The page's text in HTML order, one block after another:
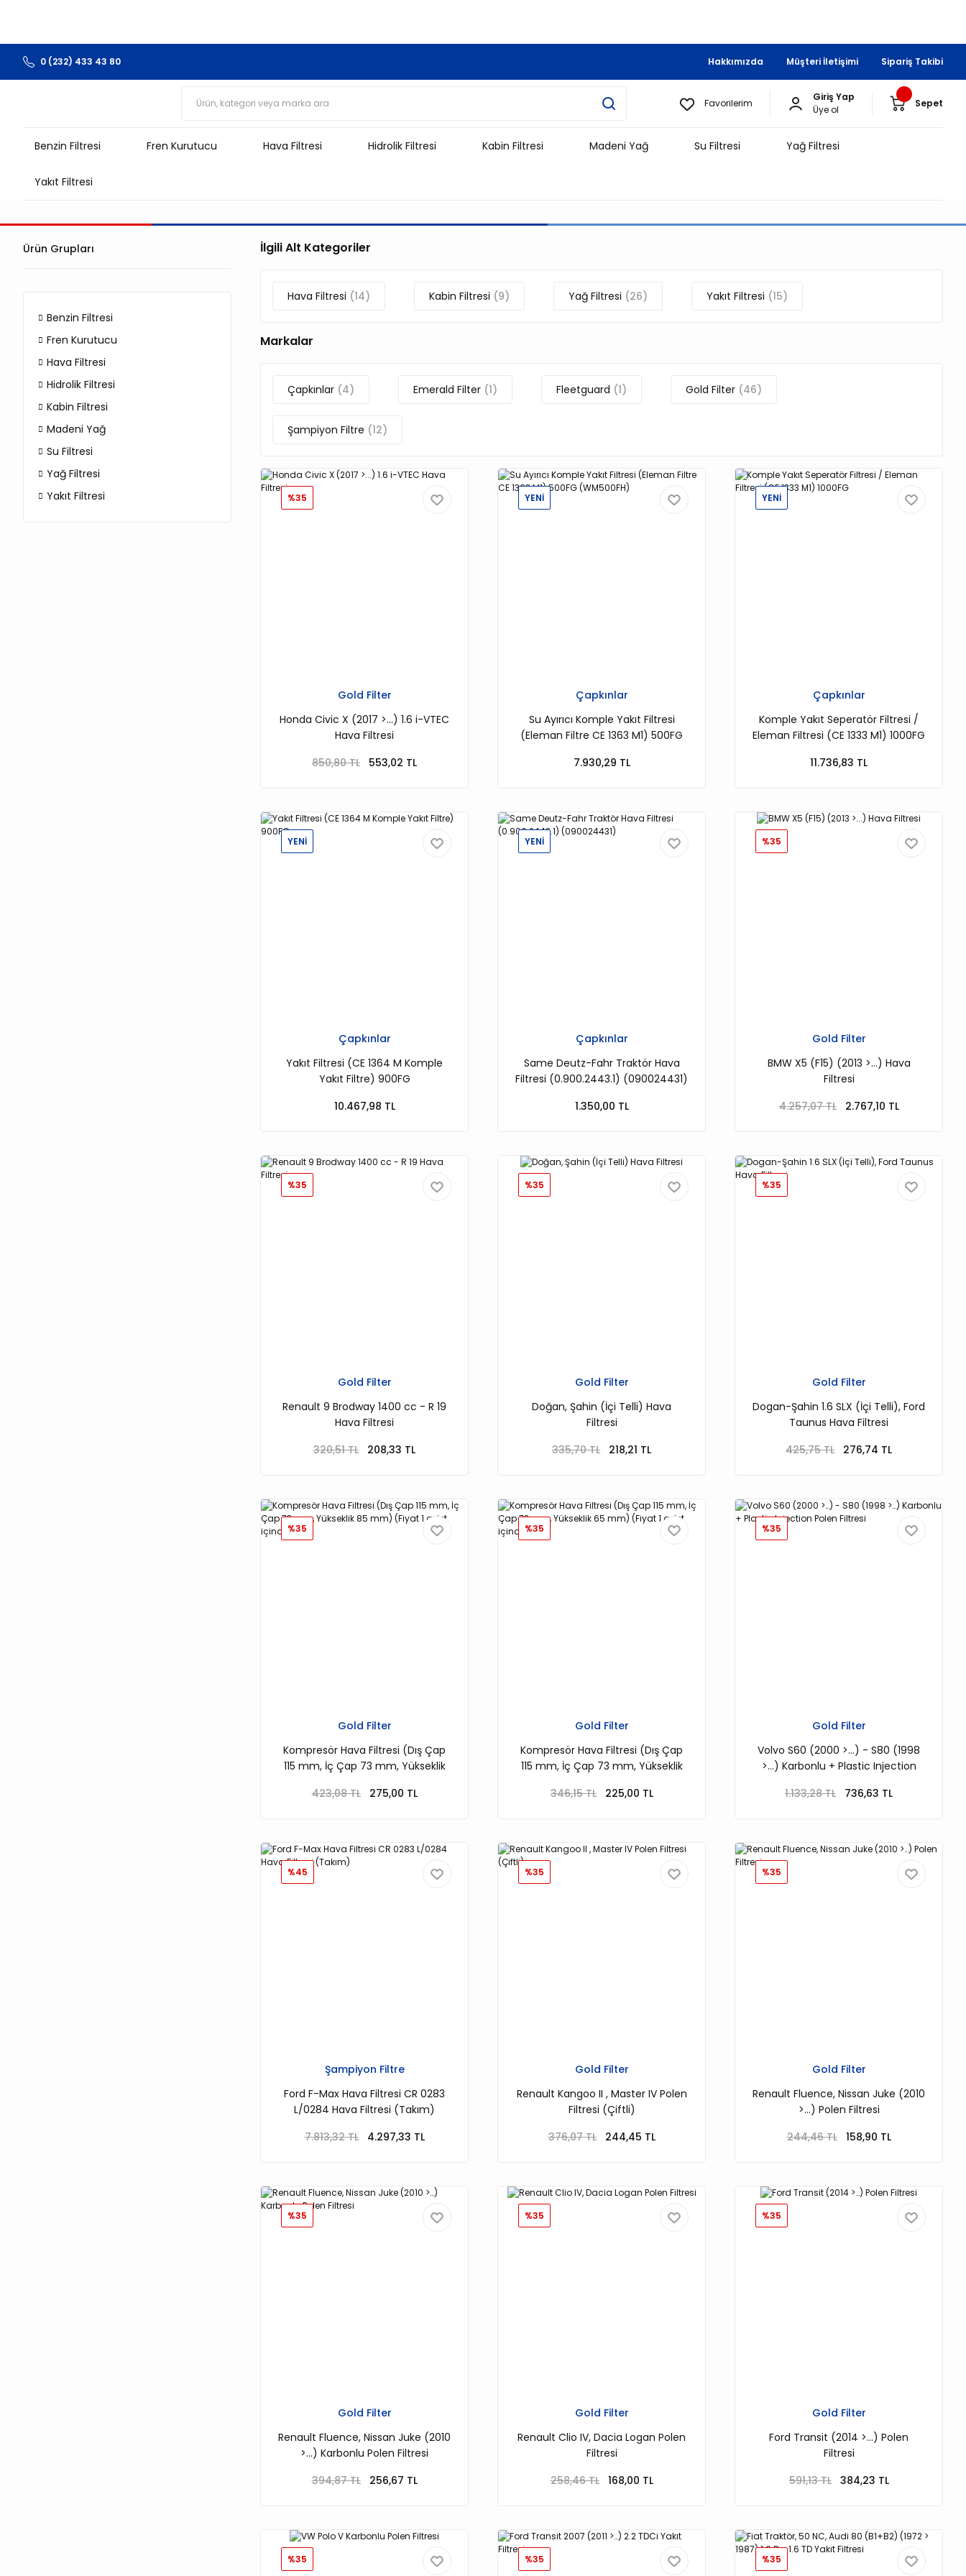
0 (232) 433 43 80 Hakkımızda Müşteri İletişimi Sipariş Takibi
Favorilerim
Giriş Yap
Üye ol
Sepet
Benzin Filtresi Fren Kurutucu Hava Filtresi Hidrolik Filtresi Kabin Filtresi Madeni Yağ Su Filtresi Yağ Filtresi
Yakıt Filtresi
Ürün Grupları
Benzin Filtresi
Fren Kurutucu
Hava Filtresi
Hidrolik Filtresi
Kabin Filtresi
Madeni Yağ
Su Filtresi
Yağ Filtresi
Yakıt Filtresi
İlgili Alt Kategoriler
Hava Filtresi (14) Kabin Filtresi (9) Yağ Filtresi (26) Yakıt Filtresi (15)
Markalar
Çapkınlar (4) Emerald Filter (1) Fleetguard (1) Gold Filter (46)
Şampiyon Filtre (12)
%35
Gold Filter
Honda Civic X (2017 >...) 1.6 i-VTEC
Hava Filtresi
850,80 TL
553,02 TL
YENİ
Çapkınlar
Su Ayırıcı Komple Yakıt Filtresi
(Eleman Filtre CE 1363 M1) 500FG
7.930,29 TL
YENİ
Çapkınlar
Komple Yakıt Seperatör Filtresi /
Eleman Filtresi (CE 1333 M1) 1000FG
11.736,83 TL
YENİ
Çapkınlar
Yakıt Filtresi (CE 1364 M Komple
Yakıt Filtre) 900FG
10.467,98 TL
YENİ
Çapkınlar
Same Deutz-Fahr Traktör Hava
Filtresi (0.900.2443.1) (090024431)
1.350,00 TL
%35
Gold Filter
BMW X5 (F15) (2013 >...) Hava
Filtresi
4.257,07 TL
2.767,10 TL
%35
Gold Filter
Renault 9 Brodway 1400 cc - R 19
Hava Filtresi
320,51 TL
208,33 TL
%35
Gold Filter
Doğan, Şahin (İçi Telli) Hava
Filtresi
335,70 TL
218,21 TL
%35
Gold Filter
Dogan-Şahin 1.6 SLX (İçi Telli), Ford
Taunus Hava Filtresi
425,75 TL
276,74 TL
%35
Gold Filter
Kompresör Hava Filtresi (Dış Çap
115 mm, İç Çap 73 mm, Yükseklik
423,08 TL
275,00 TL
%35
Gold Filter
Kompresör Hava Filtresi (Dış Çap
115 mm, İç Çap 73 mm, Yükseklik
346,15 TL
225,00 TL
%35
Gold Filter
Volvo S60 (2000 >…) - S80 (1998
>…) Karbonlu + Plastic Injection
1.133,28 TL
736,63 TL
%45
Şampiyon Filtre
Ford F-Max Hava Filtresi CR 0283
L/0284 Hava Filtresi (Takım)
7.813,32 TL
4.297,33 TL
%35
Gold Filter
Renault Kangoo II , Master IV Polen
Filtresi (Çiftli)
376,07 TL
244,45 TL
%35
Gold Filter
Renault Fluence, Nissan Juke (2010
>…) Polen Filtresi
244,46 TL
158,90 TL
%35
Gold Filter
Renault Fluence, Nissan Juke (2010
>…) Karbonlu Polen Filtresi
394,87 TL
256,67 TL
%35
Gold Filter
Renault Clio IV, Dacia Logan Polen
Filtresi
258,46 TL
168,00 TL
%35
Gold Filter
Ford Transit (2014 >…) Polen
Filtresi
591,13 TL
384,23 TL
%35 %35 %35